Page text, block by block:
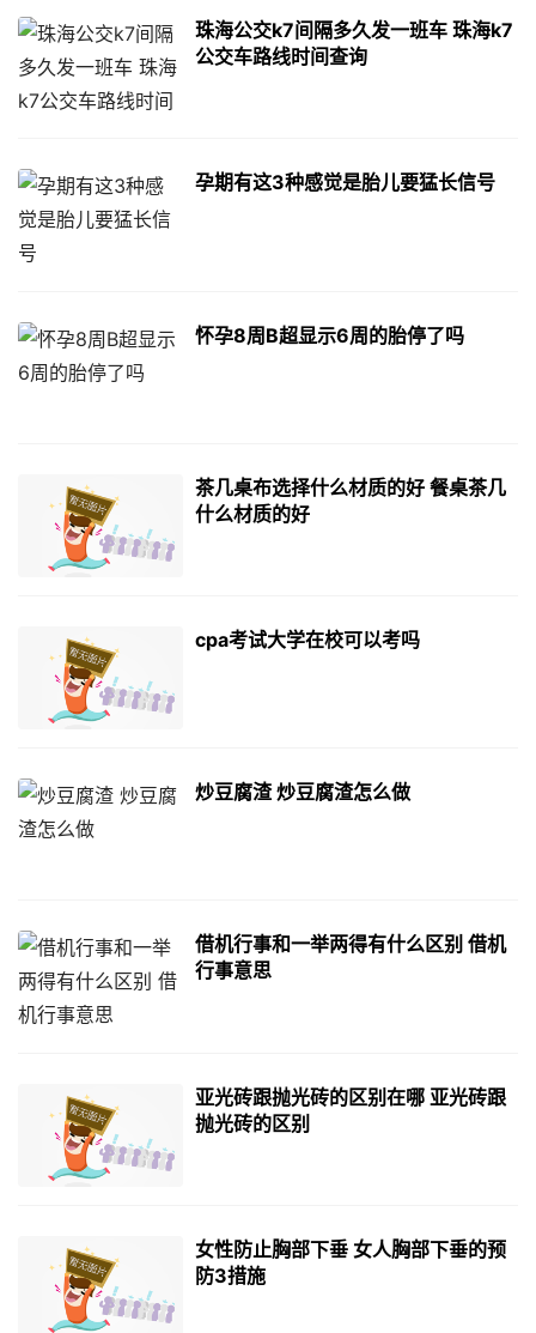
珠海公交k7间隔多久发一班车 珠海k7
公交车路线时间查询
孕期有这3种感觉是胎儿要猛长信号
怀孕8周B超显示6周的胎停了吗
茶几桌布选择什么材质的好 餐桌茶几
什么材质的好
cpa考试大学在校可以考吗
炒豆腐渣 炒豆腐渣怎么做
借机行事和一举两得有什么区别 借机
行事意思
亚光砖跟抛光砖的区别在哪 亚光砖跟
抛光砖的区别
女性防止胸部下垂 女人胸部下垂的预
防3措施